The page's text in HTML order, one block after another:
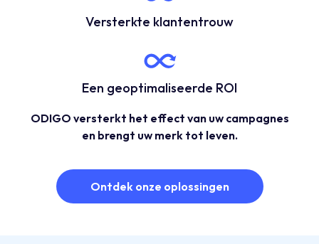
Versterkte klantentrouw
Een geoptimaliseerde ROI
ODIGO versterkt het effect van uw campagnes
en brengt uw merk tot leven.
Ontdek onze oplossingen